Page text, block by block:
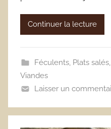
Continuer la lecture
Féculents, Plats salés,
Viandes
Laisser un